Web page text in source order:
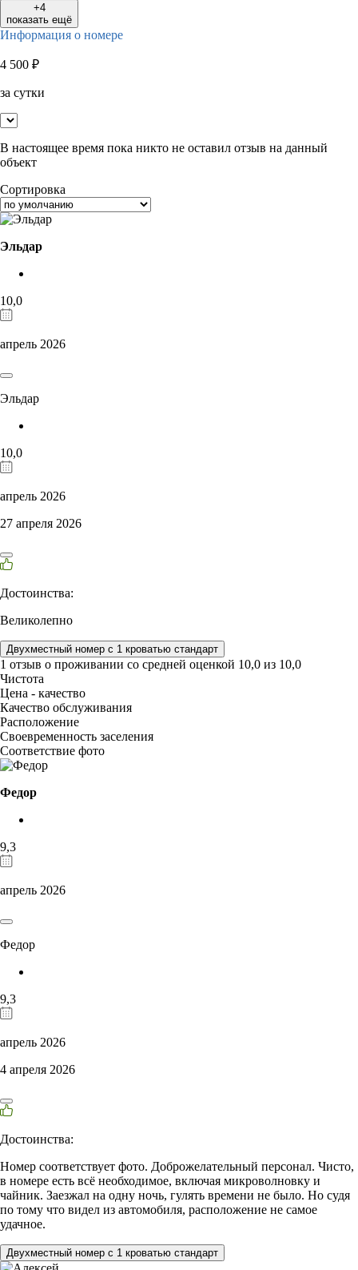
+4
показать ещё
Информация о номере
4 500 ₽
за сутки
В настоящее время пока никто не оставил отзыв на данный
объект
Сортировка
Эльдар
10,0
апрель 2026
Эльдар
10,0
апрель 2026
27 апреля 2026
Достоинства:
Великолепно
Двухместный номер с 1 кроватью стандарт
1 отзыв о проживании со средней оценкой 10,0 из 10,0
Чистота
Цена - качество
Качество обслуживания
Расположение
Своевременность заселения
Соответствие фото
Федор
9,3
апрель 2026
Федор
9,3
апрель 2026
4 апреля 2026
Достоинства:
Номер соответствует фото. Доброжелательный персонал. Чисто,
в номере есть всё необходимое, включая микроволновку и
чайник. Заезжал на одну ночь, гулять времени не было. Но судя
по тому что видел из автомобиля, расположение не самое
удачное.
Двухместный номер с 1 кроватью стандарт